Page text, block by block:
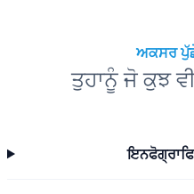
ਅਕਸਰ
ਤੁਹਾਨੂੰ ਜੋ ਕੁਝ